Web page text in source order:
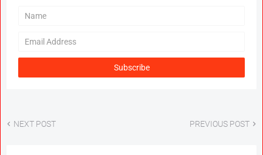
NEXT POST PREVIOUS POST